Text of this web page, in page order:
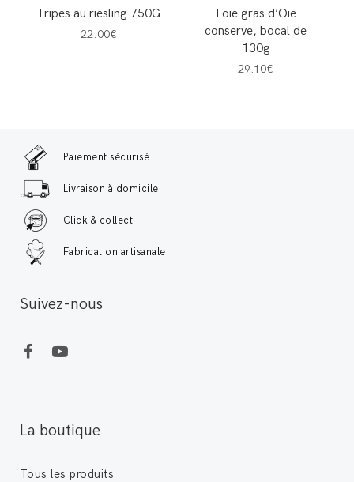
Tripes au riesling 750G
22.00€
Foie gras d’Oie
conserve, bocal de
130g
29.10€
Paiement sécurisé
Livraison à domicile
Click & collect
Fabrication artisanale
Suivez-nous
La boutique
Tous les produits